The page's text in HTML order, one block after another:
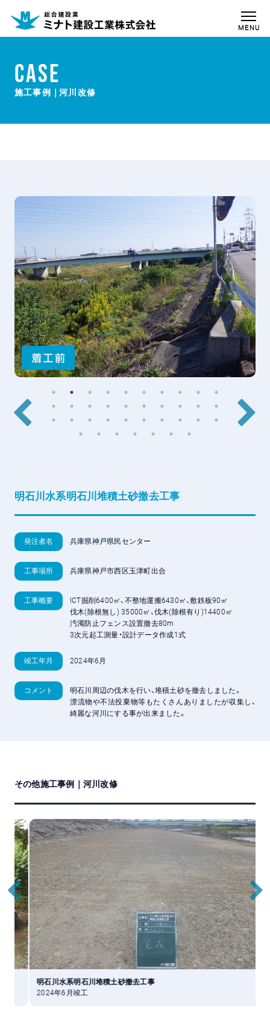
MENU
CASE
河川改修
明石川水系明石川堆積土砂撤去工事
発注者名 兵庫県神戸県民センター
工事場所 兵庫県神戸市西区玉津町出合
工事概要
ICT掘削6400㎥、不整地運搬6430㎥、敷鉄板90㎡
伐木(除根無し) 35000㎡、伐木(除根有り)14400㎡
汚濁防止フェンス設置撤去80m
3次元起工測量・設計データ作成1式
竣工年月 2024年6月
コメント
明石川周辺の伐木を行い、堆積土砂を撤去しました。
漂流物や不法投棄物等もたくさんありましたが収集し、
綺麗な河川にする事が出来ました。
その他施工事例｜河川改修
明石川水系明石川堆積土砂撤去工事
2024年6月竣工